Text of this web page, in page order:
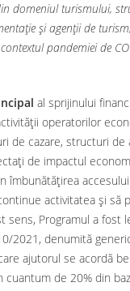
domeniul turismului,
şi agenţii de
pandemiei de
al sprijinului
operatorilor
de cazare, structuri de
de impactul
îmbunătăţirea
activitatea şi să
sens, Programul a fost
2021, denumită
ajutorul se acordă
cuantum de 20% din